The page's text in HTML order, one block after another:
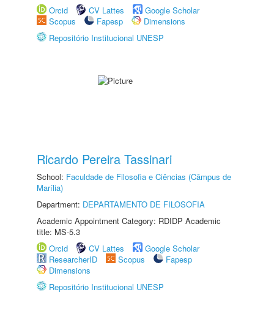
Orcid
CV Lattes
Google Scholar
Scopus
Fapesp
Dimensions
Repositório Institucional UNESP
Ricardo Pereira Tassinari
School: Faculdade de Filosofia e Ciências (Câmpus de
Marília)
Department: DEPARTAMENTO DE FILOSOFIA
Academic Appointment Category: RDIDP Academic
title: MS-5.3
Orcid
CV Lattes
Google Scholar
ResearcherID
Scopus
Fapesp
Dimensions
Repositório Institucional UNESP